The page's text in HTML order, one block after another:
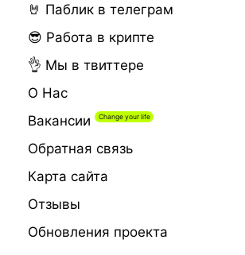
🤘 Паблик в телеграм
😎 Работа в крипте
👌 Мы в твиттере
О Нас
Вакансии
Обратная связь
Карта сайта
Отзывы
Обновления проекта